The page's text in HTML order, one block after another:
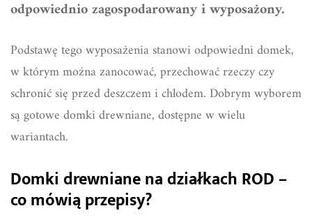
odpowiednio zagospodarowany i wyposażony.
Podstawę tego wyposażenia stanowi odpowiedni domek,
w którym można zanocować, przechować rzeczy czy
schronić się przed deszczem i chłodem. Dobrym wyborem
są gotowe domki drewniane, dostępne w wielu
wariantach.
Domki drewniane na działkach ROD –
co mówią przepisy?